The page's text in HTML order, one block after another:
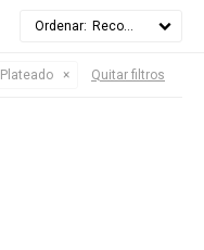
Recomendados
Plateado Quitar filtros